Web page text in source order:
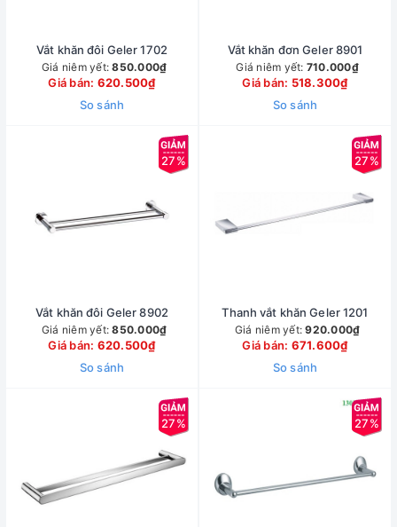
Vắt khăn đôi Geler 1702
Giá niêm yết:850.000₫
Giá bán: 620.500₫
So sánh
Vắt khăn đơn Geler 8901
Giá niêm yết: 710.000₫
Giá bán: 518.300₫
So sánh
27%
Vắt khăn đôi Geler 8902
Giá niêm yết:850.000₫
Giá bán: 620.500₫
So sánh
27%
Thanh vắt khăn Geler 1201
Giá niêm yết:920.000₫
Giá bán: 671.600₫
So sánh
27% 27%